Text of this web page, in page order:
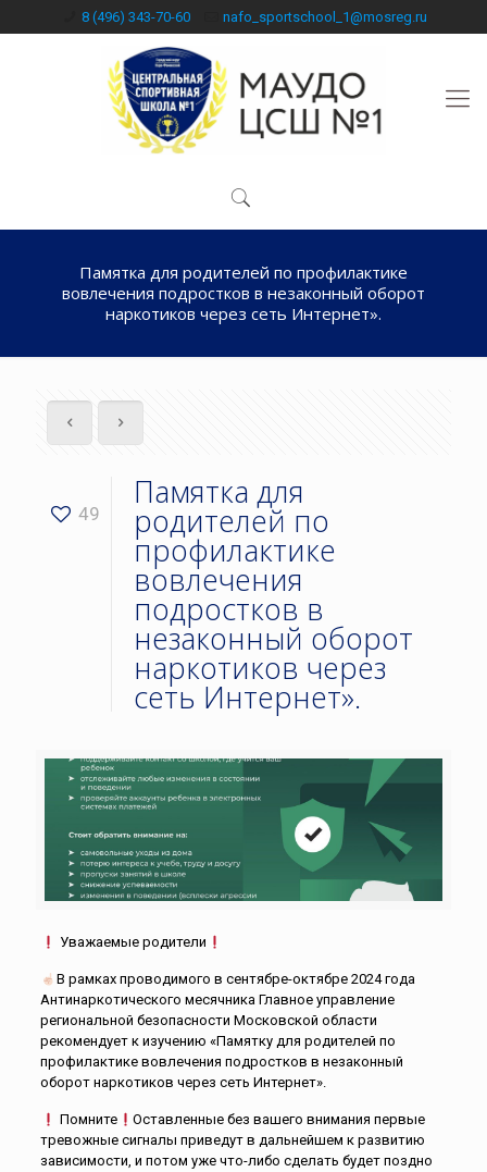
8 (496) 343-70-60 nafo_sportschool_1@mosreg.ru
Памятка для родителей по профилактике
вовлечения подростков в незаконный оборот
наркотиков через сеть Интернет».
49
Памятка для
родителей по
профилактике
вовлечения
подростков в
незаконный оборот
наркотиков через
сеть Интернет».
Уважаемые родители
В рамках проводимого в сентябре-октябре 2024 года
Антинаркотического месячника Главное управление
региональной безопасности Московской области
рекомендует к изучению «Памятку для родителей по
профилактике вовлечения подростков в незаконный
оборот наркотиков через сеть Интернет».
Помните
Оставленные без вашего внимания первые
тревожные сигналы приведут в дальнейшем к развитию
зависимости, и потом уже что-либо сделать будет поздно